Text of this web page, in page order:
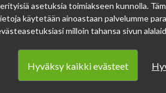
asetuksia toimiakseen kunnolla.
käytetään ainoastaan palvelumme
milloin tahansa sivun
Hyväksy kaikki evästeet